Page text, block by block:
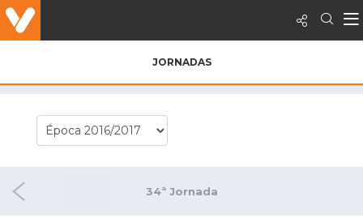
JORNADAS
34ª Jornada